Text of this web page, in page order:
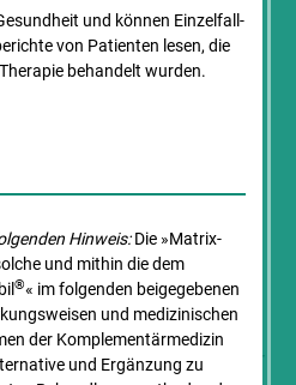
in München.
Zahnmedizin.
und die Matrix-
immer auf dem neuesten
sein, sind für sie
Video befindet sie sich auf
Workshop, dem Kongress zur
und können Einzelfall­
von Patienten lesen, die
behandelt wurden.
Hinweis:Die »Matrix-
und mithin die dem
®« im folgenden beigegebenen
und medizinischen
der Komplementär­medizin
und Ergänzung zu